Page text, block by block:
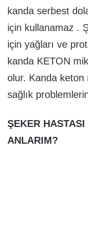
kanda serbest
için kullanamaz .
için yağları ve
kanda KETON
olur. Kanda keton
sağlık
ŞEKER
ANLARIM?